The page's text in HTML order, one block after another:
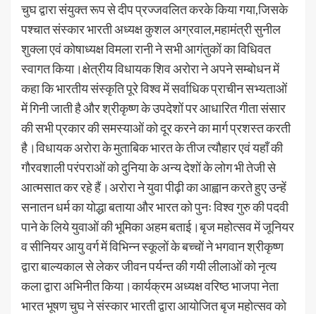
चुघ द्वारा संयुक्त रूप से दीप प्रज्जवलित करके किया गया,जिसके
पश्चात संस्कार भारती अध्यक्ष कुशल अग्रवाल,महामंत्री सुनील
शुक्ला एवं कोषाध्यक्ष विमला रानी ने सभी आगंतुकों का विधिवत
स्वागत किया।क्षेत्रीय विधायक शिव अरोरा ने अपने सम्बोधन में
कहा कि भारतीय संस्कृति पूरे विश्व में सर्वाधिक प्राचीन सभ्यताओं
में गिनी जाती है और श्रीकृष्ण के उपदेशों पर आधारित गीता संसार
की सभी प्रकार की समस्याओं को दूर करने का मार्ग प्रशस्त करती
है।विधायक अरोरा के मुताबिक भारत के तीज त्यौहार एवं यहाँ की
गौरवशाली परंपराओं को दुनिया के अन्य देशों के लोग भी तेजी से
आत्मसात कर रहे हैं।अरोरा ने युवा पीढ़ी का आह्वान करते हुए उन्हें
सनातन धर्म का योद्धा बताया और भारत को पुनः विश्व गुरु की पदवी
पाने के लिये युवाओं की भूमिका अहम बताई।बृज महोत्सव में जूनियर
व सीनियर आयु वर्ग में विभिन्न स्कूलों के बच्चों ने भगवान श्रीकृष्ण
द्वारा बाल्यकाल से लेकर जीवन पर्यन्त की गयी लीलाओं को नृत्य
कला द्वारा अभिनीत किया।कार्यक्रम अध्यक्ष वरिष्ठ भाजपा नेता
भारत भूषण चुघ ने संस्कार भारती द्वारा आयोजित बृज महोत्सव को